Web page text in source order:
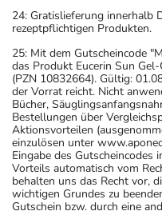
24: Gratislieferung innerhalb
rezeptpflichtigen Produkten.
25: Mit dem Gutscheincode
das Produkt Eucerin Sun
(PZN 10832664). Gültig:
der Vorrat reicht. Nicht
Bücher,
Bestellungen über
Aktionsvorteilen
einzulösen unter
Eingabe des
Vorteils automatisch vom
behalten uns das Recht vor,
wichtigen Grundes zu
Gutschein bzw. durch eine